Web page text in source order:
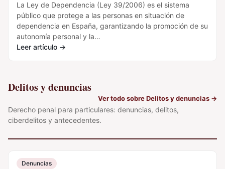
La Ley de Dependencia (Ley 39/2006) es el sistema
público que protege a las personas en situación de
dependencia en España, garantizando la promoción de su
autonomía personal y la…
Leer artículo →
Delitos y denuncias
Derecho penal para particulares: denuncias, delitos,
ciberdelitos y antecedentes.
Ver todo sobre Delitos y denuncias →
Denuncias